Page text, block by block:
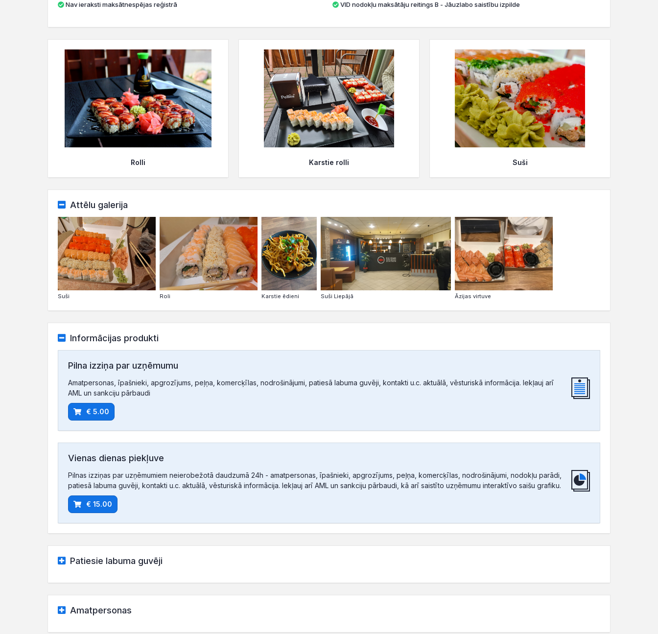
Nav ieraksti maksātnespējas reģistrā VID nodokļu maksātāju reitings B - Jāuzlabo saistību izpilde
Rolli Karstie rolli Suši
Attēlu galerija
Suši Roli Karstie ēdieni Suši Liepājā Āzijas virtuve
Informācijas produkti
Pilna izziņa par uzņēmumu
Amatpersonas, īpašnieki, apgrozījums, peļņa, komercķīlas, nodrošinājumi, patiesā labuma guvēji, kontakti u.c. aktuālā, vēsturiskā informācija. Iekļauj arī
AML un sankciju pārbaudi
€ 5.00
Vienas dienas piekļuve
Pilnas izziņas par uzņēmumiem neierobežotā daudzumā 24h - amatpersonas, īpašnieki, apgrozījums, peļņa, komercķīlas, nodrošinājumi, nodokļu parādi,
patiesā labuma guvēji, kontakti u.c. aktuālā, vēsturiskā informācija. Iekļauj arī AML un sankciju pārbaudi, kā arī saistīto uzņēmumu interaktīvo saišu grafiku.
€ 15.00
Patiesie labuma guvēji
Amatpersonas